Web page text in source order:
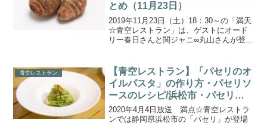
とめ（11月23日）
2019年11月23日（土）18：30～の「満天
☆青空レストラン」は、ゲストにオード
リー春日さんと関ジャニ∞丸山さんが登場
ちら！今回、宮川大輔さんがお邪魔した
のは、埼玉...
青空レストラン
【青空レストラン】「パセリのオ
イルパスタ」の作り方・パセリソ
ースのレシピ/浜松市・パセリの
レシピ（2020.4.4）
2020年4月4日放送 満点☆青空レストラ
ンでは静岡県浜松市の「パセリ」が登場